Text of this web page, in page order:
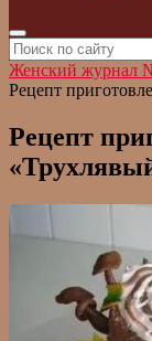
Женский журнал
Рецепт
Рецепт